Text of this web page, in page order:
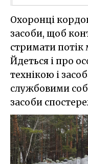
Охоронці
засоби, щоб
стримати потік
Йдеться і про
технікою і
службовими
засоби